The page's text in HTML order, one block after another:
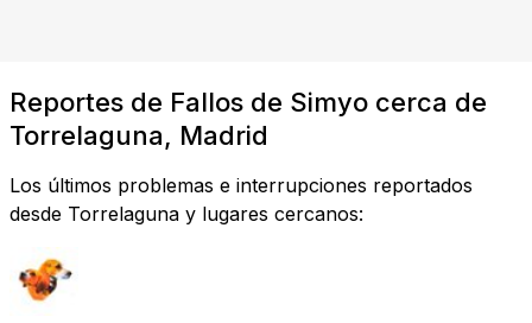
Reportes de Fallos de Simyo cerca de
Torrelaguna, Madrid
Los últimos problemas e interrupciones reportados
desde Torrelaguna y lugares cercanos: